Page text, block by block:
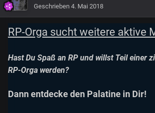
Geschrieben 4. Mai 2018
RP-Orga sucht weitere aktive
Hast Du Spaß an RP und willst Teil einer
RP-Orga werden?
Dann entdecke den Palatine in Dir!